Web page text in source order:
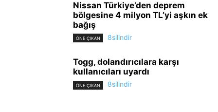
Nissan Türkiye’den deprem
bölgesine 4 milyon TL’yi aşkın ek
bağış
ÖNE ÇIKAN 8silindir
Togg, dolandırıcılara karşı
kullanıcıları uyardı
ÖNE ÇIKAN 8silindir